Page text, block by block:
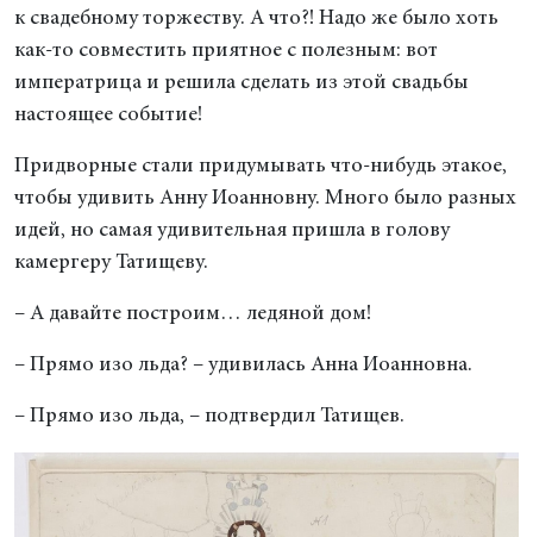
к свадебному торжеству. А что?! Надо же было хоть
как-то совместить приятное с полезным: вот
императрица и решила сделать из этой свадьбы
настоящее событие!
Придворные стали придумывать что-нибудь этакое,
чтобы удивить Анну Иоанновну. Много было разных
идей, но самая удивительная пришла в голову
камергеру Татищеву.
– А давайте построим… ледяной дом!
– Прямо изо льда? – удивилась Анна Иоанновна.
– Прямо изо льда, – подтвердил Татищев.